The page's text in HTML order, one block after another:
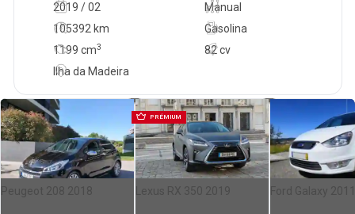
2019 / 02
Manual
105392 km
82 cv
Gasolina
1199 cm3
Ilha da Madeira
Peugeot 208 2018
PRÉMIUM
Lexus RX 350 2019 Ford Galaxy 2011